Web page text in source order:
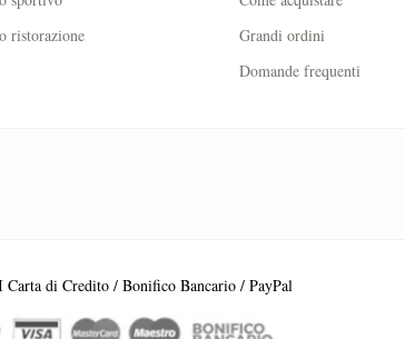
ristorazione
Grandi ordini
Domande frequenti
di Credito / Bonifico Bancario / PayPal